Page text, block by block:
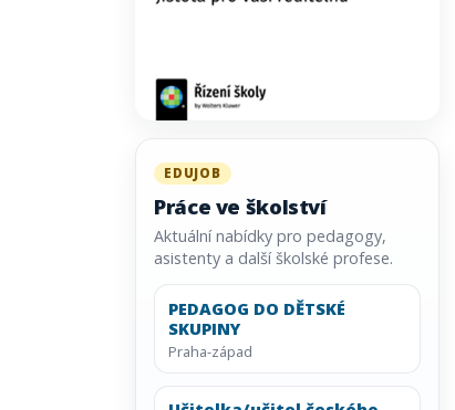
EDUJOB
Práce ve školství
Aktuální nabídky pro pedagogy,
asistenty a další školské profese.
PEDAGOG DO DĚTSKÉ
SKUPINY
Praha-západ